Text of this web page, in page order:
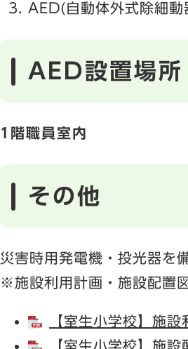
AED(自動体外式除細動
AED設置場所
1階職員室内
その他
災害時用発電機・投光器を
※施設利用計画・施設配置
【室生小学校】施
【室生小学校】施